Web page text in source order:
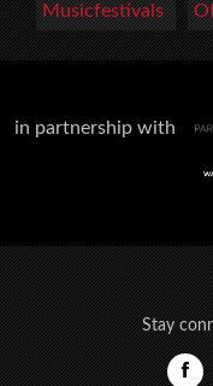
Musicfestivals
in partnership with
Stay